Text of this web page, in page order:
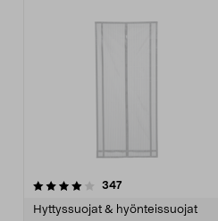
347arvostelut
Hyttyssuojat & hyönteissuojat
4.0 viidestä